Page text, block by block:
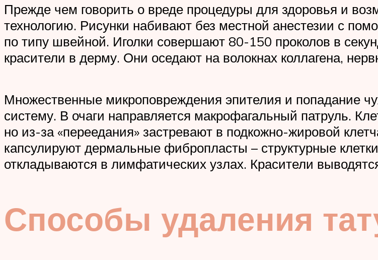
Прежде чем говорить о вреде процедуры для здоровья и
технологию. Рисунки набивают без местной анестезии с
по типу швейной. Иголки совершают 80-150 проколов в
красители в дерму. Они оседают на волокнах коллагена,
Множественные микроповреждения эпителия и попадание
систему. В очаги направляется макрофагальный патруль.
но из-за «переедания» застревают в подкожно-жировой
капсулируют дермальные фибропласты – структурные
откладываются в лимфатических узлах. Красители
Способы удаления